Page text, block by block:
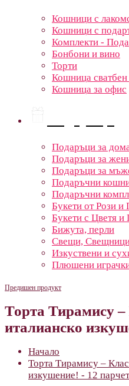
Кошници с
Кошници с
Комплекти -
Бонбони и вино
Торти
Кошница
Кошница за офис
Подаръци за
Подаръци за
Подаръци за
Подаръчни
Подаръчни
Букети от Рози и
Букети с Цветя
Бижута, перли
Свещи,
Изкуствени и
Плюшени
Предишен продукт
Торта Тирамису –
италианско
Начало
Торта Тирамису –
изкушение! - 12